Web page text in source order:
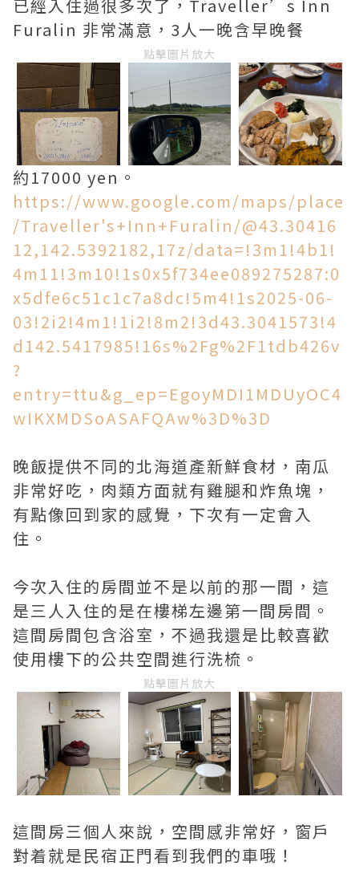
已經入住過很多次了，Traveller’s Inn
Furalin 非常滿意，3人一晚含早晚餐
點擊圖片放大
約17000 yen。
https://www.google.com/maps/place
/Traveller's+Inn+Furalin/@43.30416
12,142.5392182,17z/data=!3m1!4b1!
4m11!3m10!1s0x5f734ee089275287:0
x5dfe6c51c1c7a8dc!5m4!1s2025-06-
03!2i2!4m1!1i2!8m2!3d43.3041573!4
d142.5417985!16s%2Fg%2F1tdb426v
?
entry=ttu&g_ep=EgoyMDI1MDUyOC4
wIKXMDSoASAFQAw%3D%3D
晚飯提供不同的北海道產新鮮食材，南瓜
非常好吃，肉類方面就有雞腿和炸魚塊，
有點像回到家的感覺，下次有一定會入
住。
今次入住的房間並不是以前的那一間，這
是三人入住的是在樓梯左邊第一間房間。
這間房間包含浴室，不過我還是比較喜歡
使用樓下的公共空間進行洗梳。
點擊圖片放大
這間房三個人來說，空間感非常好，窗戶
對着就是民宿正門看到我們的車哦！